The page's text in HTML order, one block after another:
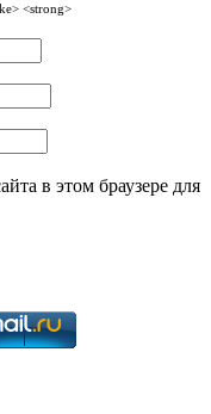
<strong>
в этом браузере для